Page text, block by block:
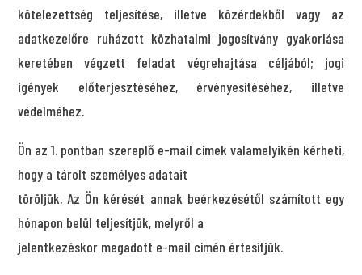
kötelezettség teljesítése, illetve közérdekből vagy az
adatkezelőre ruházott közhatalmi jogosítvány gyakorlása
keretében végzett feladat végrehajtása céljából; jogi
igények előterjesztéséhez, érvényesítéséhez, illetve
védelméhez.
Ön az 1. pontban szereplő e-mail címek valamelyikén kérheti,
hogy a tárolt személyes adatait
töröljük. Az Ön kérését annak beérkezésétől számított egy
hónapon belül teljesítjük, melyről a
jelentkezéskor megadott e-mail címén értesítjük.